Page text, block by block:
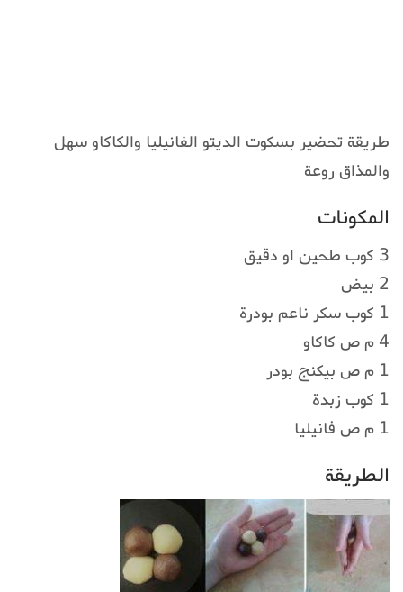
طريقة تحضير بسكوت الديتو الفانيليا والكاكاو سهل
والمذاق روعة
المكونات
3 كوب طحين او دقيق
2 بيض
1 كوب سكر ناعم بودرة
4 م ص كاكاو
1 م ص بيكنج بودر
1 كوب زبدة
1 م ص فانيليا
الطريقة